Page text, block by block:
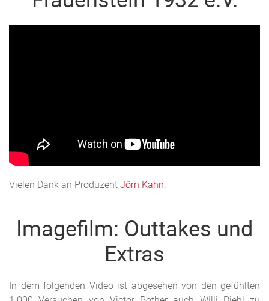
Vielen Dank an Produzent Jörn Kahn.
Imagefilm: Outtakes und
Extras
In dem folgenden Video ist abgesehen von den gefühlten